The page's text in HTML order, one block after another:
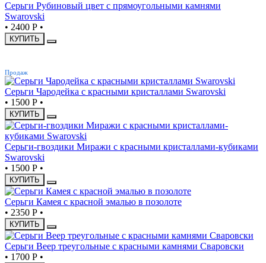
Серьги Рубиновый цвет с прямоугольными камнями
Swarovski
• 2400 Р •
КУПИТЬ
Продаж
Серьги Чародейка с красными кристаллами Swarovski
• 1500 Р •
КУПИТЬ
Серьги-гвоздики Миражи с красными кристаллами-кубиками
Swarovski
• 1500 Р •
КУПИТЬ
Серьги Камея с красной эмалью в позолоте
• 2350 Р •
КУПИТЬ
Серьги Веер треугольные с красными камнями Сваровски
• 1700 Р •